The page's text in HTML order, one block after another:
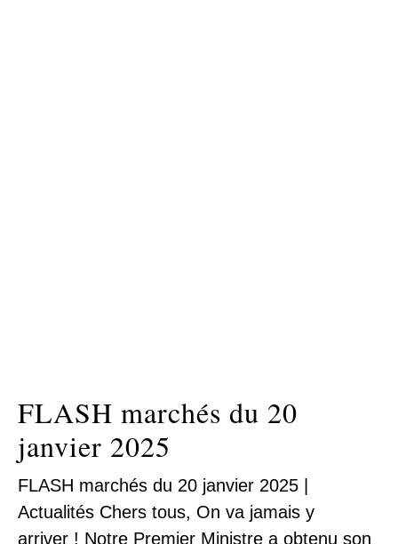
FLASH marchés du 20
janvier 2025
FLASH marchés du 20 janvier 2025 |
Actualités Chers tous, On va jamais y
arriver ! Notre Premier Ministre a obtenu son